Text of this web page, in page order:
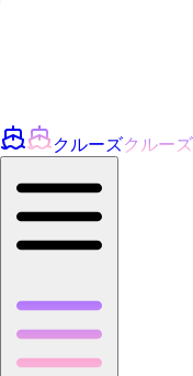
クルーズクルーズ